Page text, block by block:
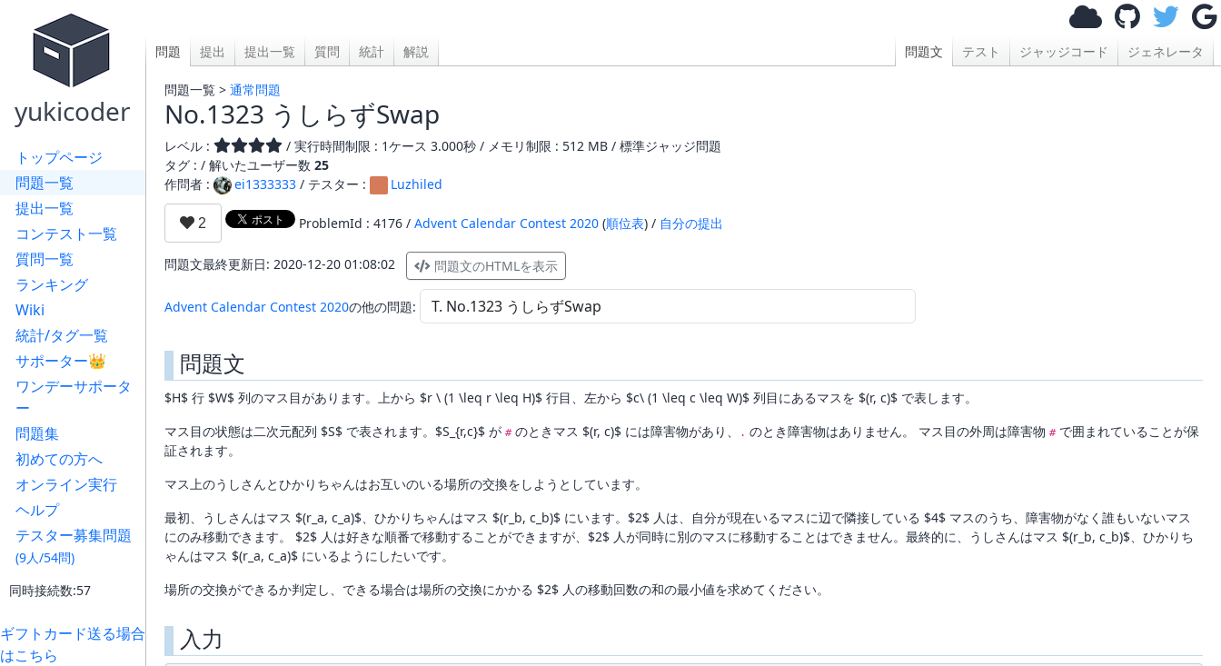
yukicoder
トップページ
問題一覧
提出一覧
コンテスト一覧
質問一覧
ランキング
Wiki
統計/タグ一覧
サポーター👑
ワンデーサポータ
ー
問題集
初めての方へ
オンライン実行
ヘルプ
テスター募集問題
(9人/54問)
同時接続数:57
ギフトカード送る場合
はこちら
問題 提出 提出一覧 質問 統計 解説 問題文 テスト ジャッジコード ジェネレータ
問題一覧 > 通常問題
No.1323 うしらずSwap
レベル :
/ 実行時間制限 : 1ケース 3.000秒 / メモリ制限 : 512 MB / 標準ジャッジ問題
タグ : / 解いたユーザー数 25
作問者 :
ei1333333 / テスター : Luzhiled
ProblemId : 4176 / Advent Calendar Contest 2020 (順位表) / 自分の提出
問題文最終更新日: 2020-12-20 01:08:02 問題文のHTMLを表示
Advent Calendar Contest 2020の他の問題:
問題文
$H$ 行 $W$ 列のマス目があります。上から $r \ (1 \leq r \leq H)$ 行目、左から $c\ (1 \leq c \leq W)$ 列目にあるマスを $(r, c)$ で表します。
マス目の状態は二次元配列 $S$ で表されます。$S_{r,c}$ が #のときマス $(r, c)$ には障害物があり、 . のとき障害物はありません。 マス目の外周は障害物 #で囲まれていることが保
証されます。
マス上のうしさんとひかりちゃんはお互いのいる場所の交換をしようとしています。
最初、うしさんはマス $(r_a, c_a)$、ひかりちゃんはマス $(r_b, c_b)$ にいます。$2$ 人は、自分が現在いるマスに辺で隣接している $4$ マスのうち、障害物がなく誰もいないマス
にのみ移動できます。 $2$ 人は好きな順番で移動することができますが、$2$ 人が同時に別のマスに移動することはできません。最終的に、うしさんはマス $(r_b, c_b)$、ひかりち
ゃんはマス $(r_a, c_a)$ にいるようにしたいです。
場所の交換ができるか判定し、できる場合は場所の交換にかかる $2$ 人の移動回数の和の最小値を求めてください。
入力